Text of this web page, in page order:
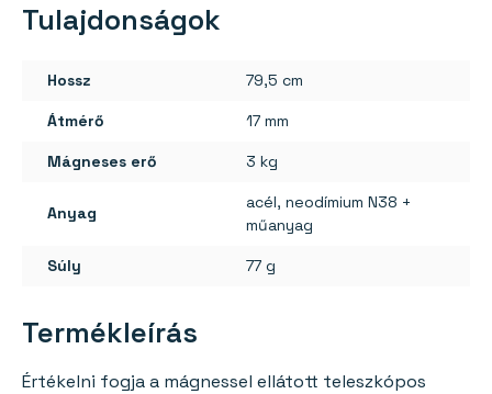
Tulajdonságok
Hossz 79,5 cm
Átmérő 17 mm
Mágneses erő 3 kg
Anyag
acél, neodímium N38 +
műanyag
Súly 77 g
Termékleírás
Értékelni fogja a mágnessel ellátott teleszkópos